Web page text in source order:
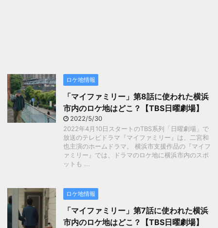
ロケ地情報
「マイファミリー」第8話に使われた横浜
市内のロケ地はどこ？【TBS日曜劇場】
2022/5/30
2022年4月10日スタートのTBS系列「日曜劇場」で
放送のテレビドラマ『マイファミリー』は、二宮和
也主演のホームドラマ。 横浜市支援作品の『マイフ
ァミリー』では、ドラマのロケ地に横浜市内のスポ
ットも ...
ロケ地情報
「マイファミリー」第7話に使われた横浜
市内のロケ地はどこ？【TBS日曜劇場】